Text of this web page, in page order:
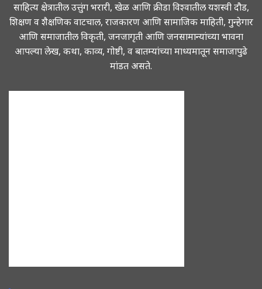
साहित्य क्षेत्रातील उत्तुंग भरारी, खेळ आणि क्रीडा विश्वातील यशस्वी दौड,
शिक्षण व शैक्षणिक वाटचाल, राजकारण आणि सामाजिक माहिती, गुन्हेगार
आणि समाजातील विकृती, जनजागृती आणि जनसामान्यांच्या भावना
आपल्या लेख, कथा, काव्य, गोष्टी, व बातम्यांच्या माध्यमातून समाजापुढे
मांडत असते.